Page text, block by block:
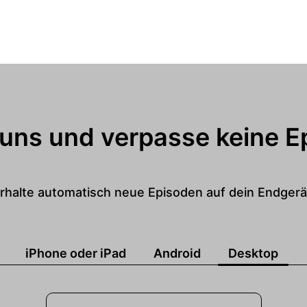
und verpasse keine
automatisch neue Episoden auf dein
iPhone oder iPad Android Desktop